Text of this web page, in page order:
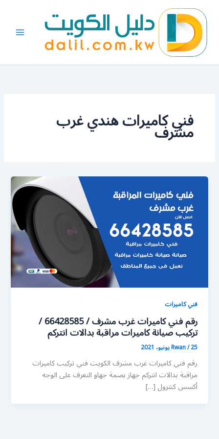
المحتوى
فني كاميرات هندي غرب
مشرف
فني كاميرات
رقم فني كاميرات غرب مشرف / 66428585 /
تركيب صيانة كاميرات مراقبة بدالات انتركم
Rwan/25 يونيو، 2021
رقم فني كاميرات غرب مشرف الكويت فني تركيب كاميرات
مراقبة بدالات انتركم جهاز بصمة جهاو التعرف على الوجه
أكسس كنترول […]